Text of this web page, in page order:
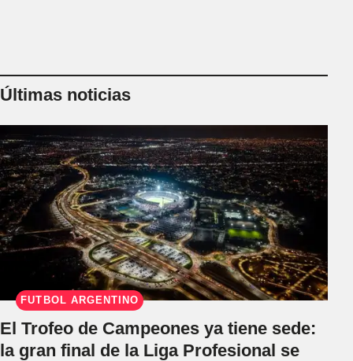
Últimas noticias
FÚTBOL ARGENTINO
El Trofeo de Campeones ya tiene sede:
la gran final de la Liga Profesional se